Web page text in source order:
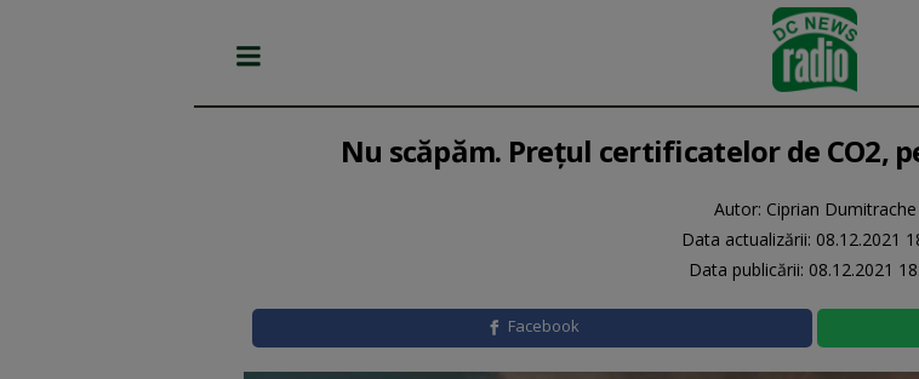
Nu scăpăm. Prețul certificatelor de CO2,
Autor: Ciprian Dumitrache
Data actualizării: 08.12.2021
Data publicării: 08.12.2021
Facebook